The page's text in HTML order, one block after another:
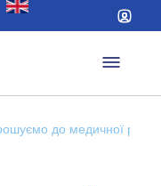
до медичної